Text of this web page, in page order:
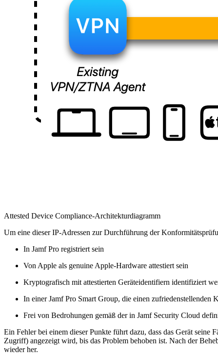
Attested Device Compliance-Architekturdiagramm
Um eine dieser IP-Adressen zur Durchführung der
In Jamf Pro registriert sein
Von Apple als genuine Apple-Hardware attestiert sein
Kryptografisch mit attestierten Geräteidentifiern identifiziert
In einer Jamf Pro Smart Group, die einen zufriedenstellenden
Frei von Bedrohungen gemäß der in Jamf Security Cloud
Ein Fehler bei einem dieser Punkte führt dazu, dass das Gerät
Zugriff) angezeigt wird, bis das Problem behoben ist. Nach der
wieder her.